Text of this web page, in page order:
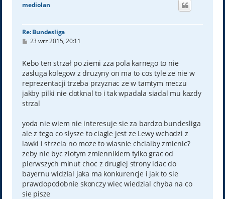
mediolan
Re: Bundesliga
P
t
23 wrz 2015, 20:11
Kebo ten strzał po ziemi zza pola karnego to nie
zasluga kolegow z druzyny on ma to cos tyle ze nie w
reprezentacji trzeba przyznac ze w tamtym meczu
jakby pilki nie dotknal to i tak wpadala siadal mu kazdy
strzal
yoda nie wiem nie interesuje sie za bardzo bundesliga
ale z tego co slysze to ciagle jest ze Lewy wchodzi z
lawki i strzela no moze to wlasnie chcialby zmienic?
zeby nie byc zlotym zmiennikiem tylko grac od
pierwszych minut choc z drugiej strony idac do
bayernu widzial jaka ma konkurencje i jak to sie
prawdopodobnie skonczy wiec wiedzial chyba na co
sie pisze